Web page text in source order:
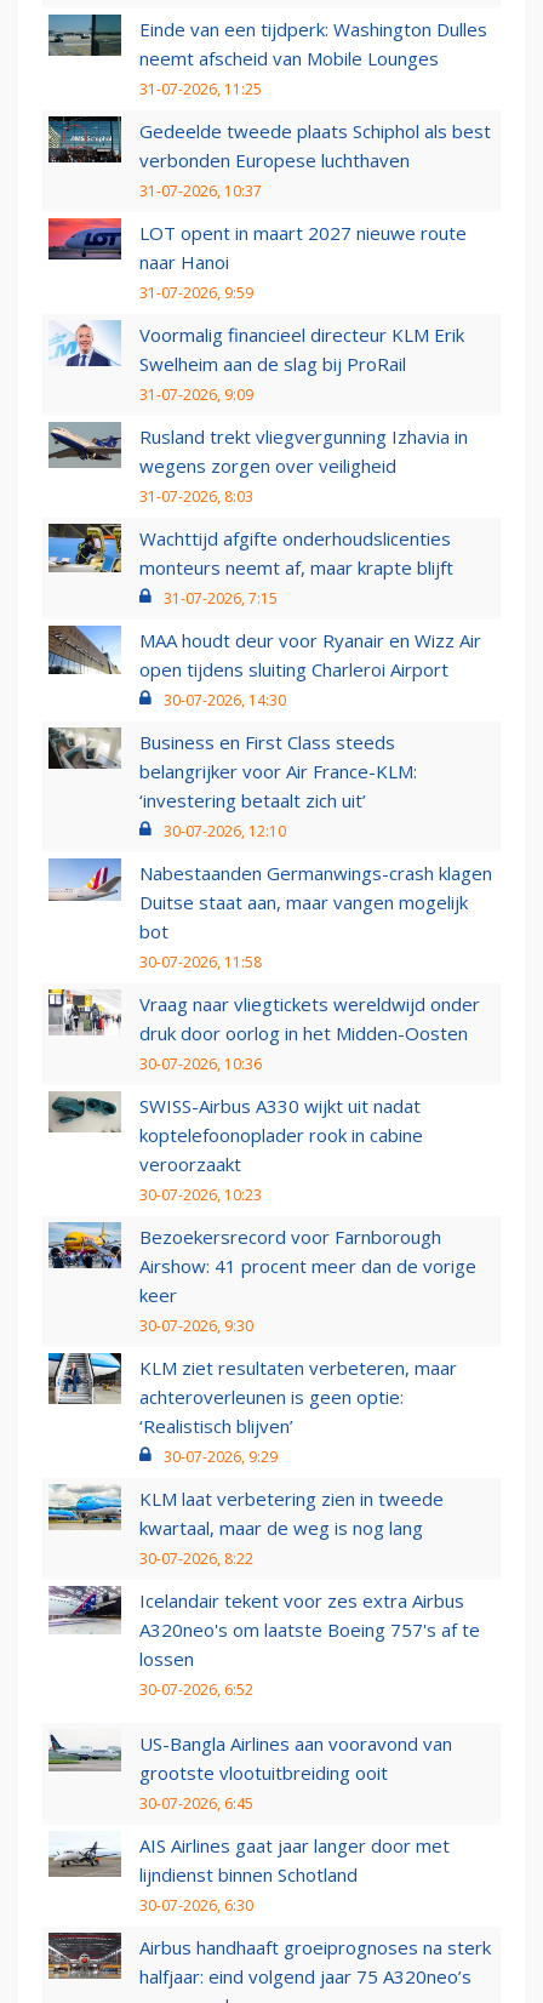
Einde van een tijdperk: Washington Dulles
neemt afscheid van Mobile Lounges
31-07-2026, 11:25
Gedeelde tweede plaats Schiphol als best
verbonden Europese luchthaven
31-07-2026, 10:37
LOT opent in maart 2027 nieuwe route
naar Hanoi
31-07-2026, 9:59
Voormalig financieel directeur KLM Erik
Swelheim aan de slag bij ProRail
31-07-2026, 9:09
Rusland trekt vliegvergunning Izhavia in
wegens zorgen over veiligheid
31-07-2026, 8:03
Wachttijd afgifte onderhoudslicenties
monteurs neemt af, maar krapte blijft
31-07-2026, 7:15
MAA houdt deur voor Ryanair en Wizz Air
open tijdens sluiting Charleroi Airport
30-07-2026, 14:30
Business en First Class steeds
belangrijker voor Air France-KLM:
‘investering betaalt zich uit’
30-07-2026, 12:10
Nabestaanden Germanwings-crash klagen
Duitse staat aan, maar vangen mogelijk
bot
30-07-2026, 11:58
Vraag naar vliegtickets wereldwijd onder
druk door oorlog in het Midden-Oosten
30-07-2026, 10:36
SWISS-Airbus A330 wijkt uit nadat
koptelefoonoplader rook in cabine
veroorzaakt
30-07-2026, 10:23
Bezoekersrecord voor Farnborough
Airshow: 41 procent meer dan de vorige
keer
30-07-2026, 9:30
KLM ziet resultaten verbeteren, maar
achteroverleunen is geen optie:
‘Realistisch blijven’
30-07-2026, 9:29
KLM laat verbetering zien in tweede
kwartaal, maar de weg is nog lang
30-07-2026, 8:22
Icelandair tekent voor zes extra Airbus
A320neo's om laatste Boeing 757's af te
lossen
30-07-2026, 6:52
US-Bangla Airlines aan vooravond van
grootste vlootuitbreiding ooit
30-07-2026, 6:45
AIS Airlines gaat jaar langer door met
lijndienst binnen Schotland
30-07-2026, 6:30
Airbus handhaaft groeiprognoses na sterk
halfjaar: eind volgend jaar 75 A320neo’s